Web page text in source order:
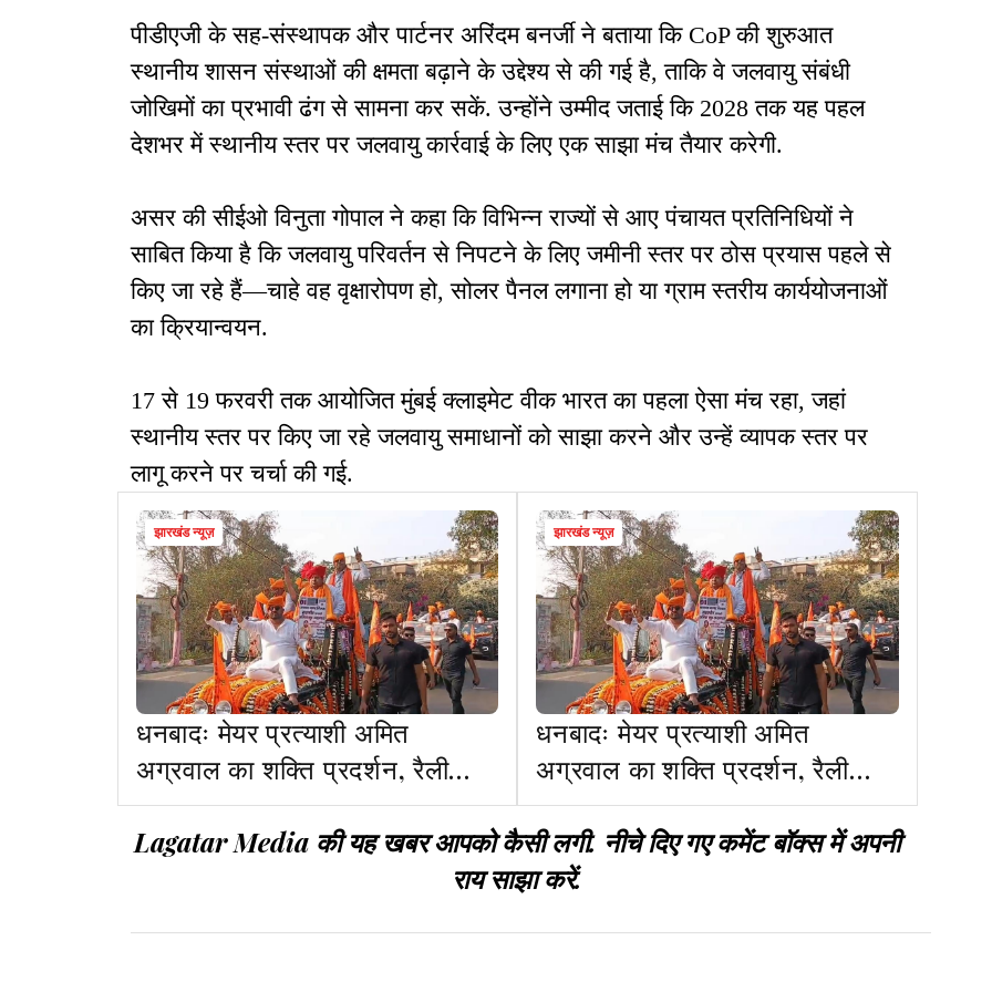
पीडीएजी के सह-संस्थापक और पार्टनर अरिंदम बनर्जी ने बताया कि CoP की शुरुआत
स्थानीय शासन संस्थाओं की क्षमता बढ़ाने के उद्देश्य से की गई है, ताकि वे जलवायु संबंधी
जोखिमों का प्रभावी ढंग से सामना कर सकें. उन्होंने उम्मीद जताई कि 2028 तक यह पहल
देशभर में स्थानीय स्तर पर जलवायु कार्रवाई के लिए एक साझा मंच तैयार करेगी.
असर की सीईओ विनुता गोपाल ने कहा कि विभिन्न राज्यों से आए पंचायत प्रतिनिधियों ने
साबित किया है कि जलवायु परिवर्तन से निपटने के लिए जमीनी स्तर पर ठोस प्रयास पहले से
किए जा रहे हैं—चाहे वह वृक्षारोपण हो, सोलर पैनल लगाना हो या ग्राम स्तरीय कार्ययोजनाओं
का क्रियान्वयन.
17 से 19 फरवरी तक आयोजित मुंबई क्लाइमेट वीक भारत का पहला ऐसा मंच रहा, जहां
स्थानीय स्तर पर किए जा रहे जलवायु समाधानों को साझा करने और उन्हें व्यापक स्तर पर
लागू करने पर चर्चा की गई.
झारखंड न्यूज़
धनबादः मेयर प्रत्याशी अमित
अग्रवाल का शक्ति प्रदर्शन, रैली
निकाल मांगा समर्थन
झारखंड न्यूज़
धनबादः मेयर प्रत्याशी अमित
अग्रवाल का शक्ति प्रदर्शन, रैली
निकाल मांगा समर्थन
Lagatar Media की यह खबर आपको कैसी लगी. नीचे दिए गए कमेंट बॉक्स में अपनी
राय साझा करें.